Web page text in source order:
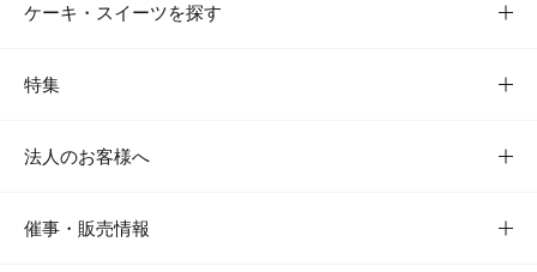
ケーキ・スイーツを探す
特集
法人のお客様へ
催事・販売情報